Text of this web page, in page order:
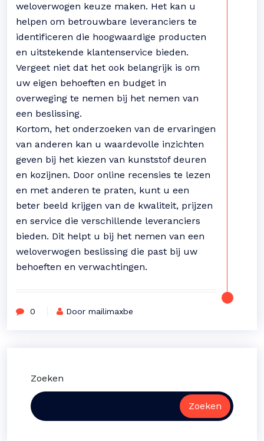
weloverwogen keuze maken. Het kan u
helpen om betrouwbare leveranciers te
identificeren die hoogwaardige producten
en uitstekende klantenservice bieden.
Vergeet niet dat het ook belangrijk is om
uw eigen behoeften en budget in
overweging te nemen bij het nemen van
een beslissing.
Kortom, het onderzoeken van de ervaringen
van anderen kan u waardevolle inzichten
geven bij het kiezen van kunststof deuren
en kozijnen. Door online recensies te lezen
en met anderen te praten, kunt u een
beter beeld krijgen van de kwaliteit, prijzen
en service die verschillende leveranciers
bieden. Dit helpt u bij het nemen van een
weloverwogen beslissing die past bij uw
behoeften en verwachtingen.
0 Door mailimaxbe
Zoeken
Zoeken